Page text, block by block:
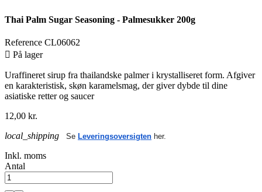
Thai Palm Sugar Seasoning - Palmesukker 200g
Reference CL06062
 På lager
Uraffineret sirup fra thailandske palmer i krystalliseret form. Afgiver
en karakteristisk, skøn karamelsmag, der giver dybde til dine
asiatiske retter og saucer
12,00 kr.
local_shipping
Se Leveringsoversigten her.
Inkl. moms
Antal